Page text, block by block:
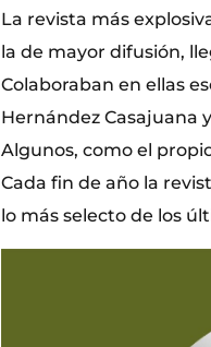
La revista más
la de mayor difusión,
Colaboraban en ellas
Hernández Casajuana
Algunos, como el
Cada fin de año la
lo más selecto de los